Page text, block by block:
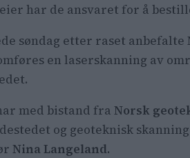
har de ansvaret for å
søndag etter raset anbefalte
en laserskanning av
med bistand fraNorsk
og geoteknisk
Nina Langeland.